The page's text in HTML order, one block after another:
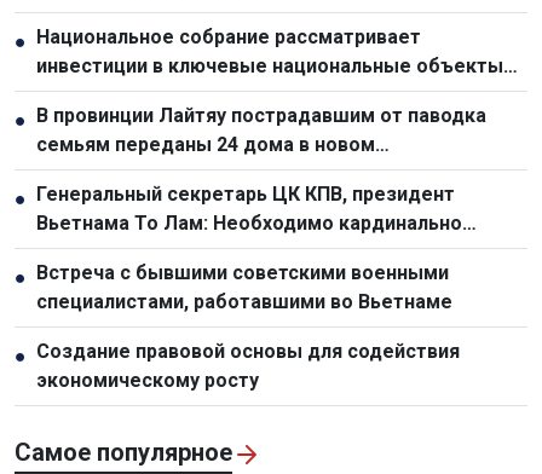
● Национальное собрание рассматривает
инвестиции в ключевые национальные объекты
для стимулирования экономического роста
● В провинции Лайтяу пострадавшим от паводка
семьям переданы 24 дома в новом
переселенческом посёлке
● Генеральный секретарь ЦК КПВ, президент
Вьетнама То Лам: Необходимо кардинально
обновить планирование и организационную работу
по развитию инфраструктуры
● Встреча с бывшими советскими военными
специалистами, работавшими во Вьетнаме
● Создание правовой основы для содействия
экономическому росту
Самое популярное